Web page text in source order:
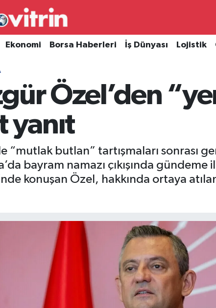
Ekonomi Borsa Haberleri İş Dünyası Lojistik
Özel’den
yanıt
“mutlak butlan” tartışmaları sonrası
bayram namazı çıkışında
konuşan Özel, hakkında ortaya
ve Fikstür